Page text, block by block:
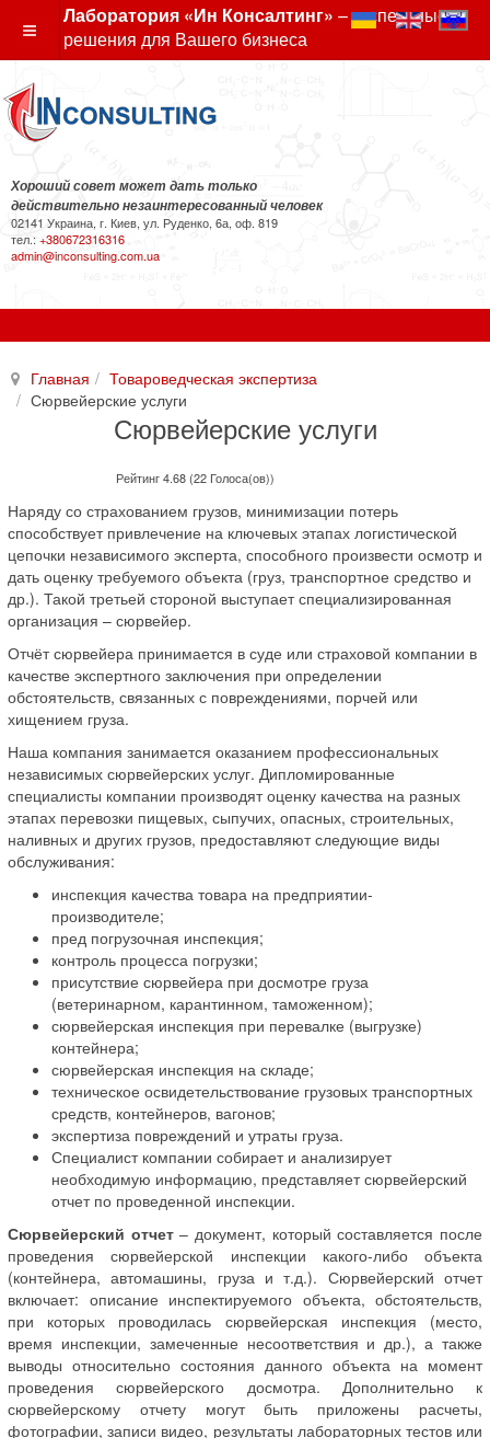
Лаборатория «Ин Консалтинг» – экспертные
решения для Вашего бизнеса
Хороший совет может дать только
действительно незаинтересованный человек
02141 Украина, г. Киев, ул. Руденко, 6а, оф. 819
тел.: +380672316316
admin@inconsulting.com.ua
Главная
Товароведческая экспертиза
Сюрвейерские услуги
Сюрвейерские услуги
Рейтинг 4.68 (22 Голоса(ов))
Наряду со страхованием грузов, минимизации потерь
способствует привлечение на ключевых этапах логистической
цепочки независимого эксперта, способного произвести осмотр и
дать оценку требуемого объекта (груз, транспортное средство и
др.). Такой третьей стороной выступает специализированная
организация – сюрвейер.
Отчёт сюрвейера принимается в суде или страховой компании в
качестве экспертного заключения при определении
обстоятельств, связанных с повреждениями, порчей или
хищением груза.
Наша компания занимается оказанием профессиональных
независимых сюрвейерских услуг. Дипломированные
специалисты компании производят оценку качества на разных
этапах перевозки пищевых, сыпучих, опасных, строительных,
наливных и других грузов, предоставляют следующие виды
обслуживания:
инспекция качества товара на предприятии-
производителе;
пред погрузочная инспекция;
контроль процесса погрузки;
присутствие сюрвейера при досмотре груза
(ветеринарном, карантинном, таможенном);
сюрвейерская инспекция при перевалке (выгрузке)
контейнера;
сюрвейерская инспекция на складе;
техническое освидетельствование грузовых транспортных
средств, контейнеров, вагонов;
экспертиза повреждений и утраты груза.
Специалист компании собирает и анализирует
необходимую информацию, представляет сюрвейерский
отчет по проведенной инспекции.
Сюрвейерский отчет– документ, который составляется после
проведения сюрвейерской инспекции какого-либо объекта
(контейнера, автомашины, груза и т.д.). Сюрвейерский отчет
включает: описание инспектируемого объекта, обстоятельств,
при которых проводилась сюрвейерская инспекция (место,
время инспекции, замеченные несоответствия и др.), а также
выводы относительно состояния данного объекта на момент
проведения сюрвейерского досмотра. Дополнительно к
сюрвейерскому отчету могут быть приложены расчеты,
фотографии, записи видео, результаты лабораторных тестов или